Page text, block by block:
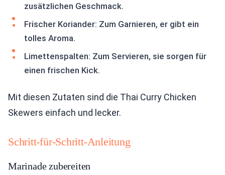
zusätzlichen Geschmack.
Frischer Koriander: Zum Garnieren, er gibt ein
tolles Aroma.
Limettenspalten: Zum Servieren, sie sorgen für
einen frischen Kick.
Mit diesen Zutaten sind die Thai Curry Chicken
Skewers einfach und lecker.
Schritt-für-Schritt-Anleitung
Marinade zubereiten